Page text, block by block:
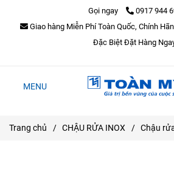
Gọi ngay
0917 944
Giao hàng Miễn Phí Toàn Quốc, Chính
Đặc Biệt Đặt Hàng
MENU
Trang chủ / CHẬU RỬA INOX / Chậu